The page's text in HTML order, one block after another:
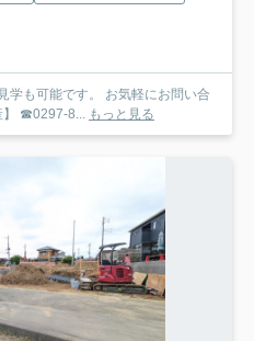
学も可能です。 お気軽にお問い合
不動産】 ☎0297-8... もっと見る